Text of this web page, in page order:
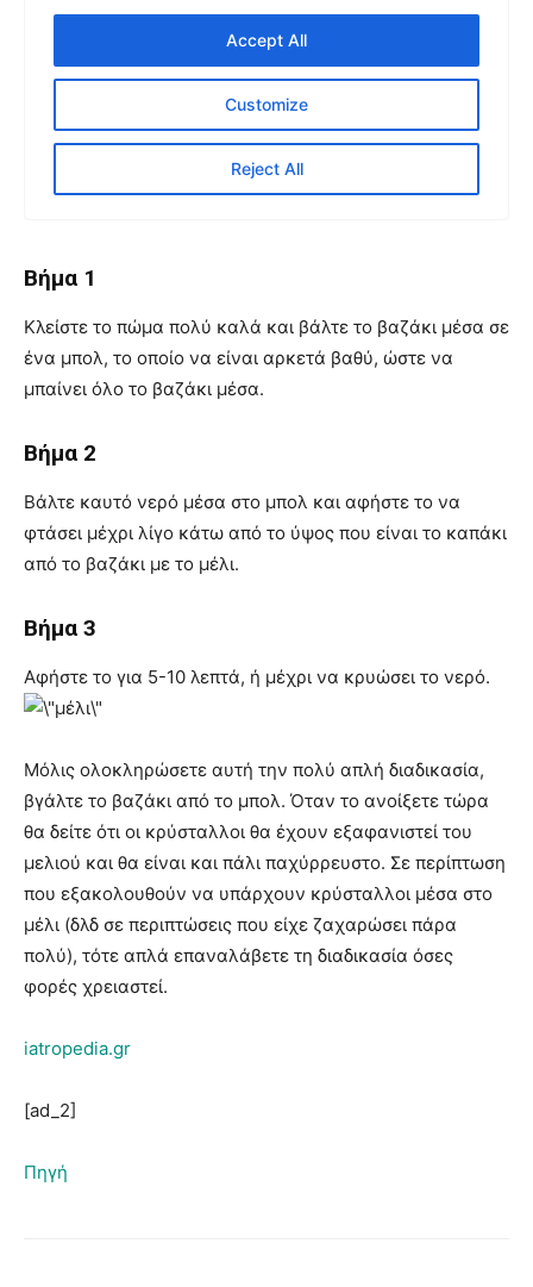
Βήμα 1
Κλείστε το πώμα πολύ καλά και βάλτε το βαζάκι μέσα σε
ένα μπολ, το οποίο να είναι αρκετά βαθύ, ώστε να
μπαίνει όλο το βαζάκι μέσα.
Βήμα 2
Βάλτε καυτό νερό μέσα στο μπολ και αφήστε το να
φτάσει μέχρι λίγο κάτω από το ύψος που είναι το καπάκι
από το βαζάκι με το μέλι.
Βήμα 3
Αφήστε το για 5-10 λεπτά, ή μέχρι να κρυώσει το νερό.
Μόλις ολοκληρώσετε αυτή την πολύ απλή διαδικασία,
βγάλτε το βαζάκι από το μπολ. Όταν το ανοίξετε τώρα
θα δείτε ότι οι κρύσταλλοι θα έχουν εξαφανιστεί του
μελιού και θα είναι και πάλι παχύρρευστο. Σε περίπτωση
που εξακολουθούν να υπάρχουν κρύσταλλοι μέσα στο
μέλι (δλδ σε περιπτώσεις που είχε ζαχαρώσει πάρα
πολύ), τότε απλά επαναλάβετε τη διαδικασία όσες
φορές χρειαστεί.
iatropedia.gr
[ad_2]
Πηγή